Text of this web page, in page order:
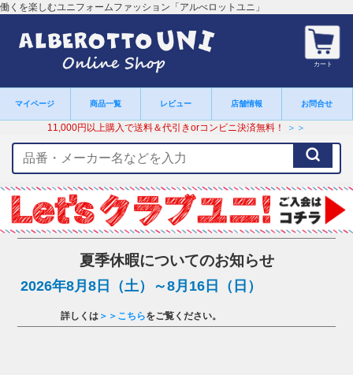
働くを楽しむユニフォームファッション「アルべロットユニ」
カート
マイページ 商品一覧 レビュー 店舗情報 お問合せ
11,000円以上購入で送料＆代引きorコンビニ決済無料！ ＞＞
ー
ワ
ー
ド
夏季休暇についてのお知らせ
2026年8月8日（土）～8月16日（日）
詳しくは ＞＞こちらをご覧ください。